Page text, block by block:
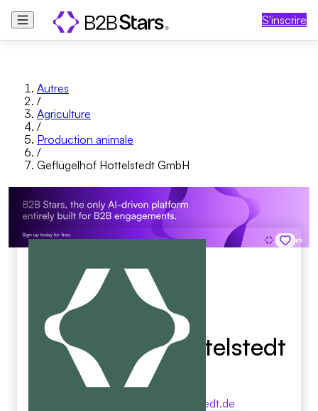
S'inscrire
Autres
/
Agriculture
/
Production animale
/
Geflügelhof Hottelstedt GmbH
Geflügelhof Hottelstedt
GmbH
gefluegelhof-hottelstedt.de